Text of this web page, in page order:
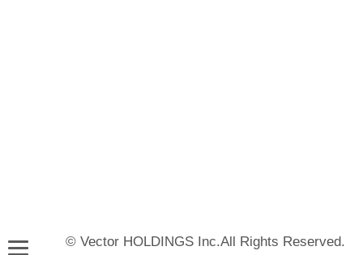
© Vector HOLDINGS Inc.All Rights Reserved.